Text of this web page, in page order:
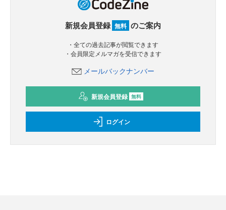
新規会員登録 無料 のご案内
・全ての過去記事が閲覧できます
・会員限定メルマガを受信できます
メールバックナンバー
新規会員登録 無料
ログイン